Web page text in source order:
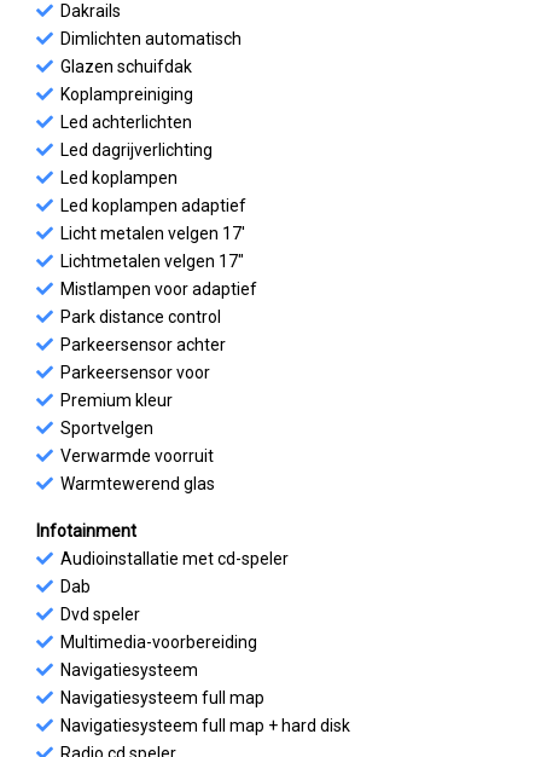
Dakrails
Dimlichten automatisch
Glazen schuifdak
Koplampreiniging
Led achterlichten
Led dagrijverlichting
Led koplampen
Led koplampen adaptief
Licht metalen velgen 17'
Lichtmetalen velgen 17"
Mistlampen voor adaptief
Park distance control
Parkeersensor achter
Parkeersensor voor
Premium kleur
Sportvelgen
Verwarmde voorruit
Warmtewerend glas
Infotainment
Audioinstallatie met cd-speler
Dab
Dvd speler
Multimedia-voorbereiding
Navigatiesysteem
Navigatiesysteem full map
Navigatiesysteem full map + hard disk